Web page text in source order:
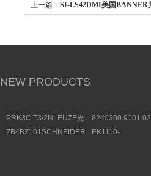
上一篇： SI-LS42DMI美国BANNER
NEW PRODUCTS
PRK3C.T3/2NLEUZE光
电传感器50136257效果
装BUSCHJOST
ZB4BZ101SCHNEIDER
EK1110-